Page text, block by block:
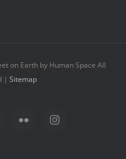
on Earth by Human Space All
| Sitemap
Flickr Instagram